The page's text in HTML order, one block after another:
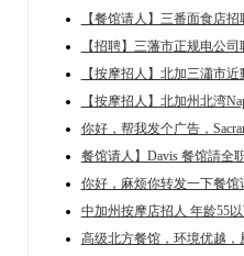
【餐馆请人】三番面食店
【招聘】三藩市正规电公
【按摩招人】北加三瀟市
【按摩招人】北加州北湾
你好，帮我发个广告，
餐馆请人】Davis 餐馆請全
你好，麻烦你转发一下餐
中加州按摩店招人 年龄55
高级北方餐馆，环境优越